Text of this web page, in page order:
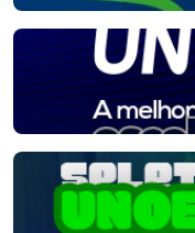
Internacionalização
I.nova
Diplomados
Cultura